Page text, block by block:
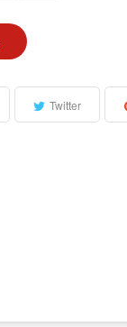
Twitter